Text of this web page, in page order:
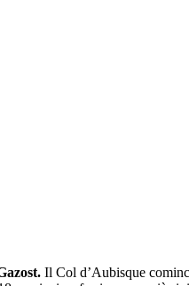
Il Col d’Aubisque